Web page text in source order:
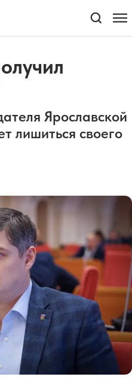
Ярославской
лишиться своего